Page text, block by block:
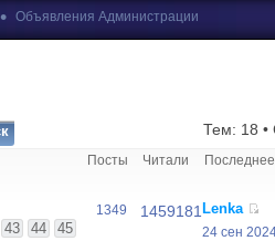
• Объявления Администрации
Тем: 18 •
Посты Читали
43 44 45
1349 1459181 Lenka
24 сен